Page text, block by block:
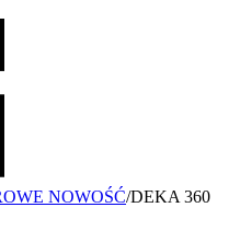
NOWOŚĆ/DEKA 360